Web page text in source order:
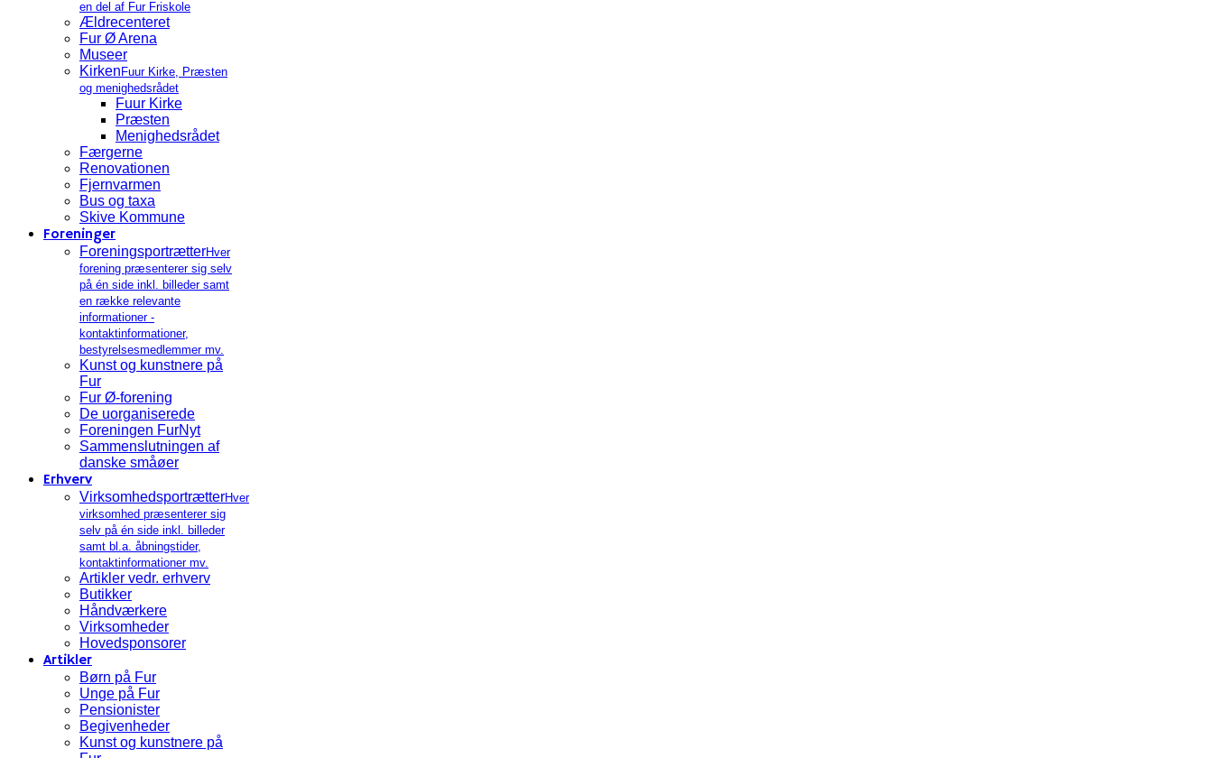
en del af Fur Friskole
Ældrecenteret
Fur Ø Arena
Museer
Kirken Fuur Kirke, Præsten
og menighedsrådet
Fuur Kirke
Præsten
Menighedsrådet
Færgerne
Renovationen
Fjernvarmen
Bus og taxa
Skive Kommune
Foreninger
ForeningsportrætterHver
forening præsenterer sig selv
på én side inkl. billeder samt
en række relevante
informationer -
kontaktinformationer,
bestyrelsesmedlemmer mv.
Kunst og kunstnere på
Fur
Fur Ø-forening
De uorganiserede
Foreningen FurNyt
Sammenslutningen af
danske småøer
Erhverv
VirksomhedsportrætterHver
virksomhed præsenterer sig
selv på én side inkl. billeder
samt bl.a. åbningstider,
kontaktinformationer mv.
Artikler vedr. erhverv
Butikker
Håndværkere
Virksomheder
Hovedsponsorer
Artikler
Børn på Fur
Unge på Fur
Pensionister
Begivenheder
Kunst og kunstnere på